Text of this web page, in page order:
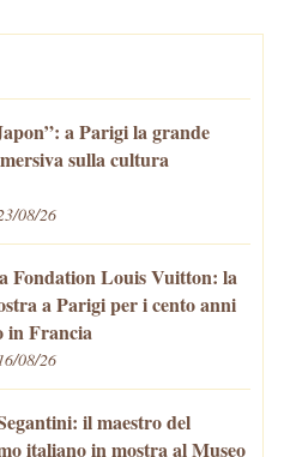
a Parigi la grande
sulla cultura
08/26
Fondation Louis Vuitton: la
a Parigi per i cento anni
in Francia
08/26
il maestro del
italiano in mostra al Museo